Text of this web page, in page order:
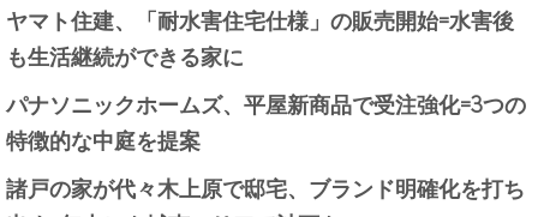
ヤマト住建、「耐水害住宅仕様」の販売開始=水害後
も生活継続ができる家に
パナソニックホームズ、平屋新商品で受注強化=3つの
特徴的な中庭を提案
諸戸の家が代々木上原で邸宅、ブランド明確化を打ち